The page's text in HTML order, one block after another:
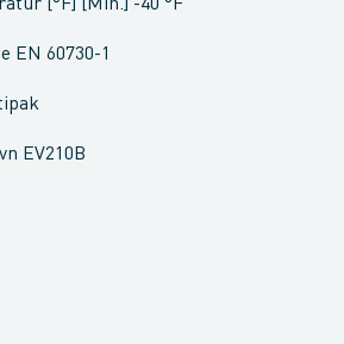
[°F] [Min.] -40 °F
EN 60730-1
EV210B